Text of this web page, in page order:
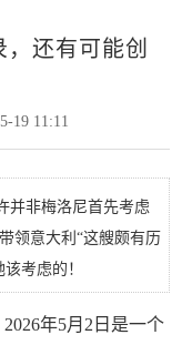
还有可能创
19 11:11
并非梅洛尼首先考虑
领意大利“这艘颇有历
考虑的！
年5月2日是一个